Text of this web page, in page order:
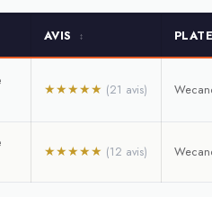
AVIS ↕
★★★★★ (21 avis)
★★★★★ (12 avis)